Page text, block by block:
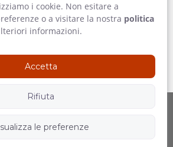
Credito: Wilderness
Seguici
i cookie. Non esitare a
o a visitare la nostra politica
informazioni.
Accetta
Rifiuta
le preferenze